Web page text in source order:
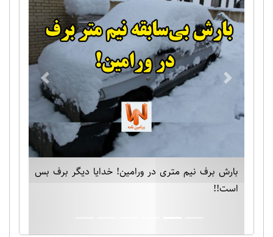
بارش برف نیم متری در ورامین! خدایا دیگر برف بس
است!!
Previous Next